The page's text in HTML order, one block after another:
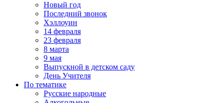
Новый год
Последний звонок
Хэллоуин
14 февраля
23 февраля
8 марта
9 мая
Выпускной в детском саду
День Учителя
По тематике
Русские народные